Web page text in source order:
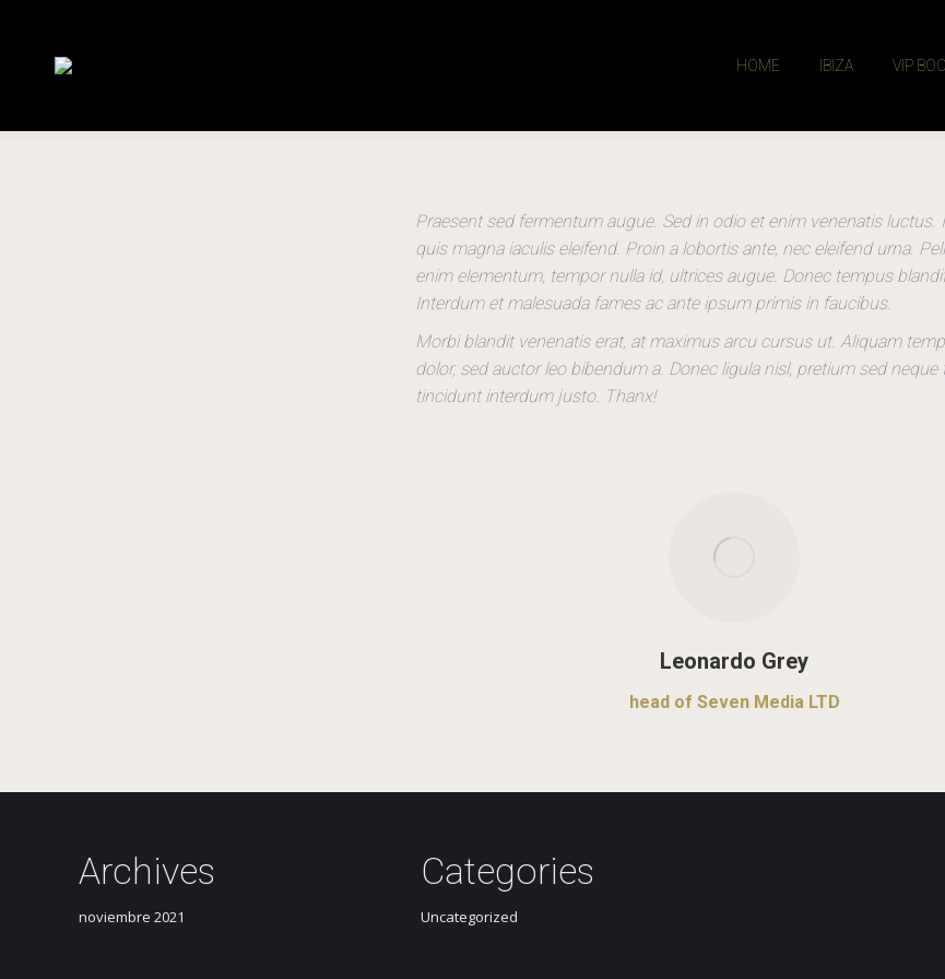
HOME IBIZA VIP
Praesent sed fermentum augue. Sed in odio et enim venenatis luctus.
quis magna iaculis eleifend. Proin a lobortis ante, nec eleifend urna.
enim elementum, tempor nulla id, ultrices augue. Donec tempus
Interdum et malesuada fames ac ante ipsum primis in faucibus.
Morbi blandit venenatis erat, at maximus arcu cursus ut. Aliquam
dolor, sed auctor leo bibendum a. Donec ligula nisl, pretium sed neque
tincidunt interdum justo. Thanx!
Leonardo Grey
head of Seven Media LTD
Archives
noviembre 2021
Categories
Uncategorized